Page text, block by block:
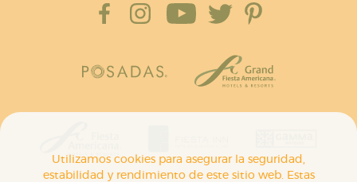
Utilizamos cookies para asegurar la seguridad,
estabilidad y rendimiento de este sitio web. Estas